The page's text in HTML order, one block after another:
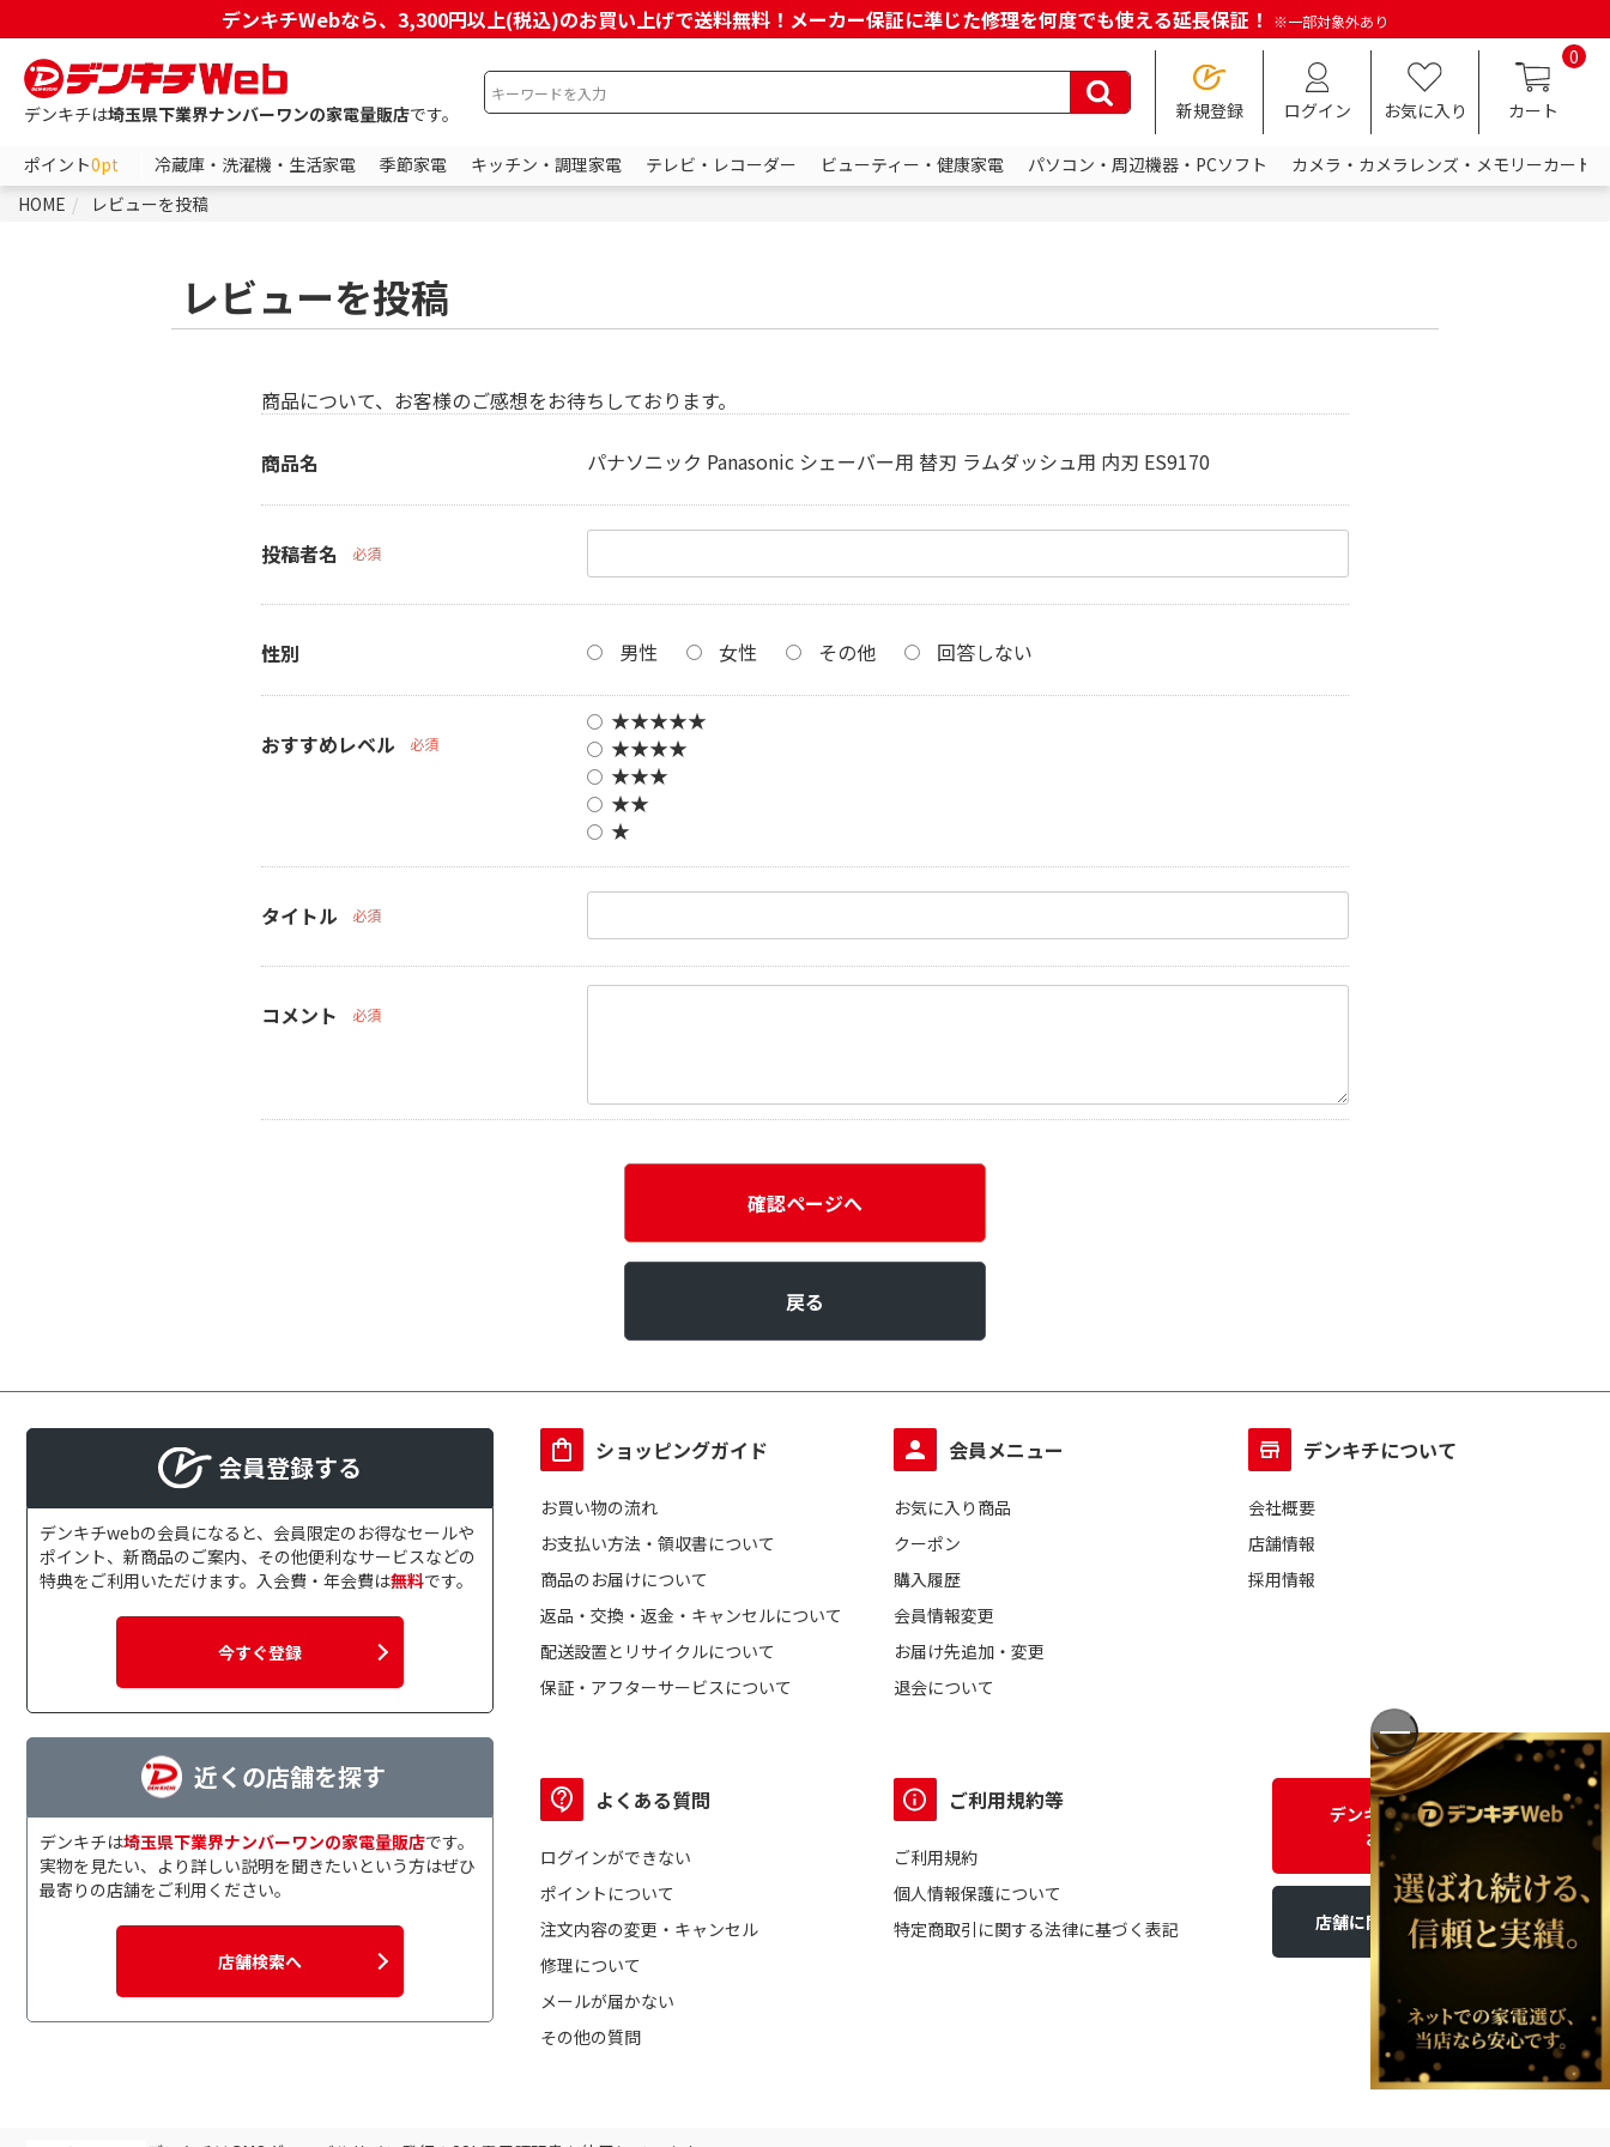
デンキチWebなら、3,300円以上(税込)のお買い上げで送料無料！メーカー保証に準じた修理を何度でも使える延長保証！ ※一部対象外あり
デンキチは埼玉県下業界ナンバーワンの家電量販店です。 新規登録 ログイン お気に入り
0
カート
ポイント0pt 冷蔵庫・洗濯機・生活家電 季節家電 キッチン・調理家電 テレビ・レコーダー ビューティー・健康家電 パソコン・周辺機器・PCソフト
カメラ・カメラレンズ・メモリーカード
HOME
レビューを投稿
レビューを投稿
商品について、お客様のご感想をお待ちしております。
商品名 パナソニック Panasonic シェーバー用 替刃 ラムダッシュ用 内刃 ES9170
投稿者名 必須
性別 男性 女性 その他 回答しない
おすすめレベル 必須
★★★★★
★★★★
★★★
★★
★
タイトル 必須
コメント 必須
確認ページへ
戻る
会員登録する
デンキチwebの会員になると、会員限定のお得なセールや
ポイント、新商品のご案内、その他便利なサービスなどの
特典をご利用いただけます。入会費・年会費は無料です。
今すぐ登録
近くの店舗を探す
デンキチは埼玉県下業界ナンバーワンの家電量販店です。
実物を見たい、より詳しい説明を聞きたいという方はぜひ
最寄りの店舗をご利用ください。
店舗検索へ
ショッピングガイド
お買い物の流れ
お支払い方法・領収書について
商品のお届けについて
返品・交換・返金・キャンセルについて
配送設置とリサイクルについて
保証・アフターサービスについて
会員メニュー
お気に入り商品
クーポン
購入履歴
会員情報変更
お届け先追加・変更
退会について
デンキチについて
会社概要
店舗情報
採用情報
よくある質問
ログインができない
ポイントについて
注文内容の変更・キャンセル
修理について
メールが届かない
その他の質問
ご利用規約等
ご利用規約
個人情報保護について
特定商取引に関する法律に基づく表記
デンキチWEBに関する
お問い合わせ
店舗に関するお問い合わせ